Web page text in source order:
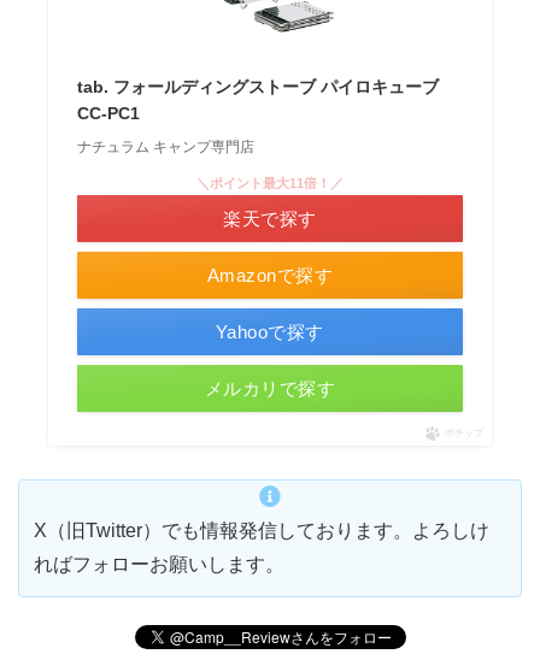
tab. フォールディングストーブ パイロキューブ
CC-PC1
ナチュラム キャンプ専門店
Amazonで探す
＼ポイント最大11倍！／
楽天で探す
Yahooで探す
メルカリで探す
ポチップ
X（旧Twitter）でも情報発信しております。よろしけ
ればフォローお願いします。